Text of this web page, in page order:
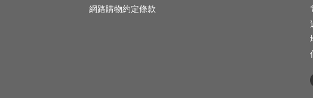
網路購物約定條款